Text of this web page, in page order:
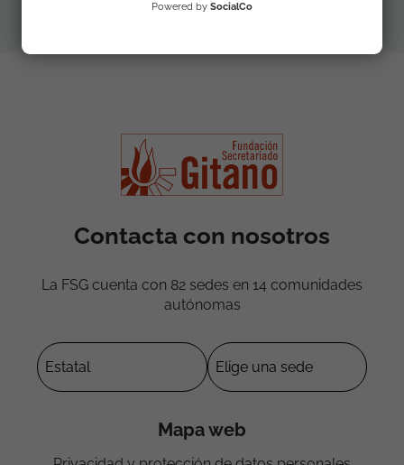
Contacta con nosotros
La FSG cuenta con 82 sedes en 14 comunidades
autónomas
Mapa web
Powered by SocialCo